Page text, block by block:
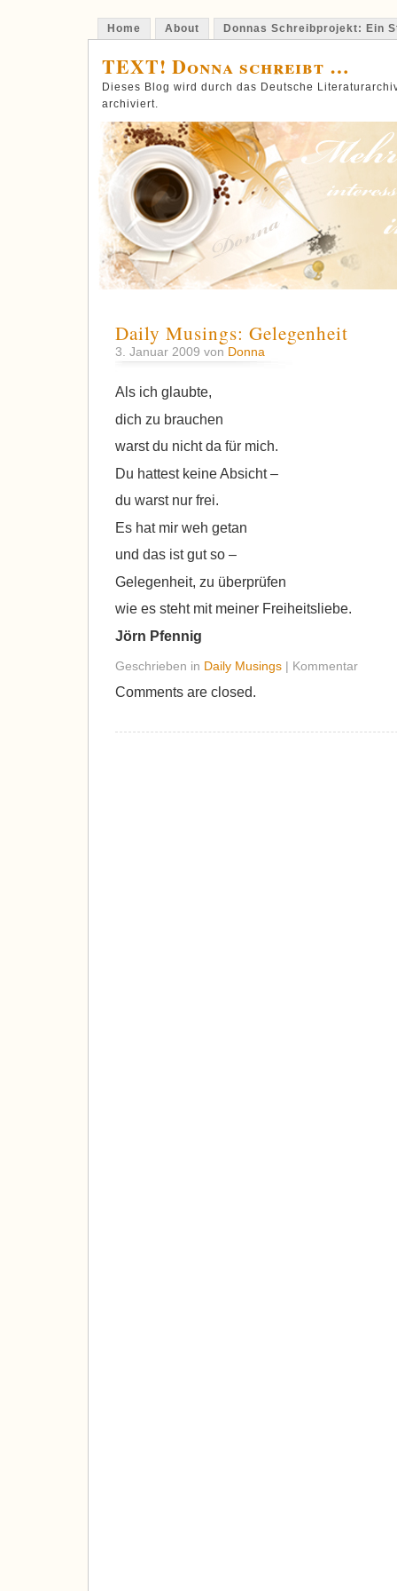
Home About Donnas Schreibprojekt: Ein
TEXT! Donna schreibt …
Dieses Blog wird durch das Deutsche
archiviert.
Daily Musings: Gelegenheit
3. Januar 2009 von Donna
Als ich glaubte,
dich zu brauchen
warst du nicht da für mich.
Du hattest keine Absicht –
du warst nur frei.
Es hat mir weh getan
und das ist gut so –
Gelegenheit, zu überprüfen
wie es steht mit meiner Freiheitsliebe.
Jörn Pfennig
Geschrieben in Daily Musings | Kommentar
Comments are closed.